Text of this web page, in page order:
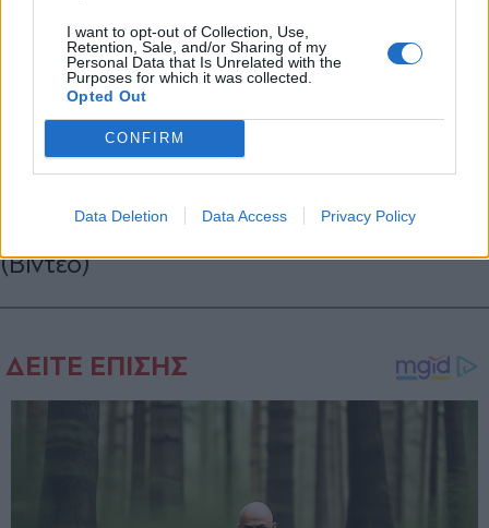
I want to opt-out of Collection, Use,
Retention, Sale, and/or Sharing of my
Personal Data that Is Unrelated with the
Purposes for which it was collected.
Opted Out
CONFIRM
Data Deletion Data Access Privacy Policy
LIFESTYLE
26.11.2025 11:03
PARAPOLITIKA NEWSROOM
MadWalk 2025: Γιατί η Δήμητρα
Ρία Ελληνίδου που πρότεινε η ηθοποιός
(Βίντεο)
X